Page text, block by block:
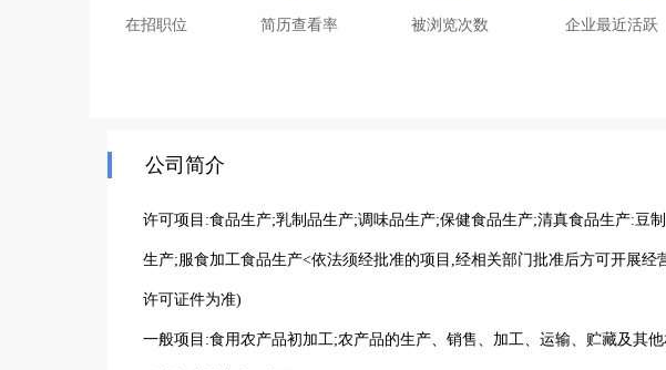
在招职位 简历查看率 被浏览次数 企业最近活跃
公司简介
许可项目:食品生产;乳制品生产;调味品生产;保健食品生产;清真食品生产:豆
生产;服食加工食品生产<依法须经批准的项目,经相关部门批准后方可开展
许可证件为准)
一般项目:食用农产品初加工;农产品的生产、销售、加工、运输、贮藏及其